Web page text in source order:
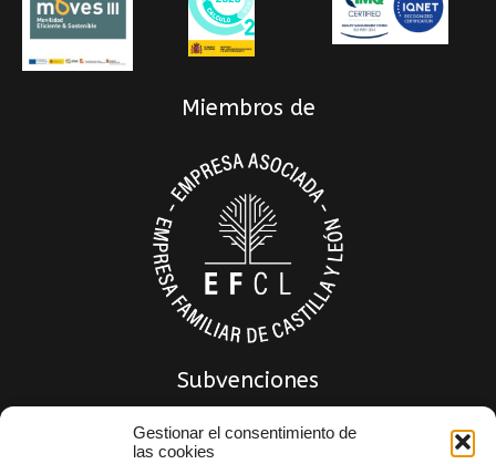
Gestionar el consentimiento de
las cookies
Miembros de
Subvenciones